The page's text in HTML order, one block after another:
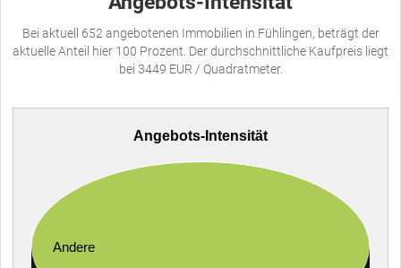
Bei aktuell 652 angebotenen Immobilien in Fühlingen, beträgt der
aktuelle Anteil hier 100 Prozent. Der durchschnittliche Kaufpreis liegt
bei 3449 EUR / Quadratmeter.
Angebots-Intensität
Andere